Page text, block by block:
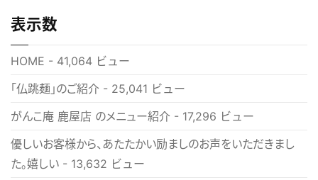
表示数
HOME - 41,064 ビュー
「仏跳麺」のご紹介 - 25,041 ビュー
がんこ庵 鹿屋店 のメニュー紹介 - 17,296 ビュー
優しいお客様から、あたたかい励ましのお声をいただきまし
た。嬉しい - 13,632 ビュー